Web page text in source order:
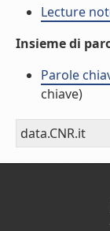
Lecture
Insieme di
Parole
chiave)
data.CNR.it